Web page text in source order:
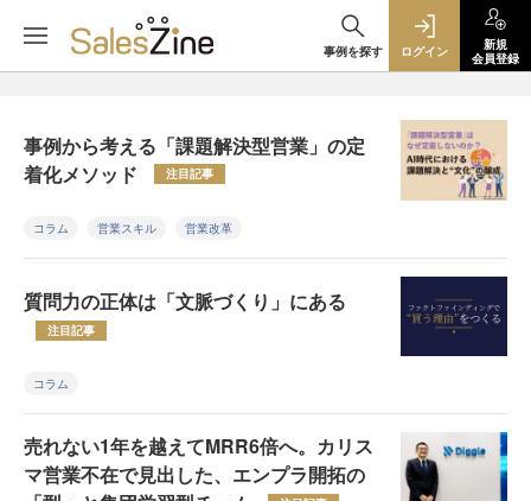
事例を探す ログイン
新規
会員登録
事例から考える「課題解決型営業」の定
着化メソッド
注目記事
コラム 営業スキル 営業改革
質問力の正体は「文脈づくり」にある
注目記事
コラム
売れない1年を越えてMRR6倍へ。カリス
マ営業不在で見出した、エンプラ開拓の